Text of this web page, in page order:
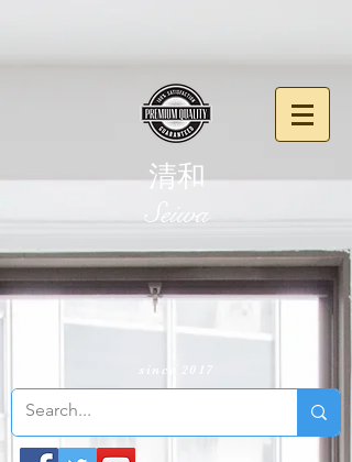
清和
​Seiwa
since 2017